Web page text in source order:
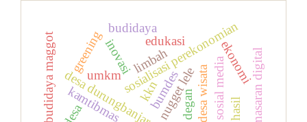
desa durungbanjar desa wisata
sosialisasi perekonomian
nugget lele pemasaran digital
umkm
inovasi
budidaya maggot kamtibmas sosial media
edukasi
greening
desa
limbah
kkn
ekonomi
budidaya
bumdesdegan hasil